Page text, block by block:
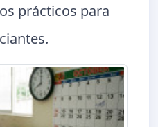
prácticos para